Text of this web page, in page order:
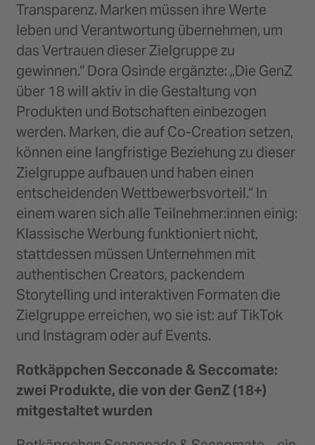
Transparenz. Marken müssen ihre Werte
leben und Verantwortung übernehmen, um
das Vertrauen dieser Zielgruppe zu
gewinnen.“ Dora Osinde ergänzte: „Die GenZ
über 18 will aktiv in die Gestaltung von
Produkten und Botschaften einbezogen
werden. Marken, die auf Co-Creation setzen,
können eine langfristige Beziehung zu dieser
Zielgruppe aufbauen und haben einen
entscheidenden Wettbewerbsvorteil.“ In
einem waren sich alle Teilnehmer:innen einig:
Klassische Werbung funktioniert nicht,
stattdessen müssen Unternehmen mit
authentischen Creators, packendem
Storytelling und interaktiven Formaten die
Zielgruppe erreichen, wo sie ist: auf TikTok
und Instagram oder auf Events.
Rotkäppchen Secconade & Seccomate:
zwei Produkte, die von der GenZ (18+)
mitgestaltet wurden